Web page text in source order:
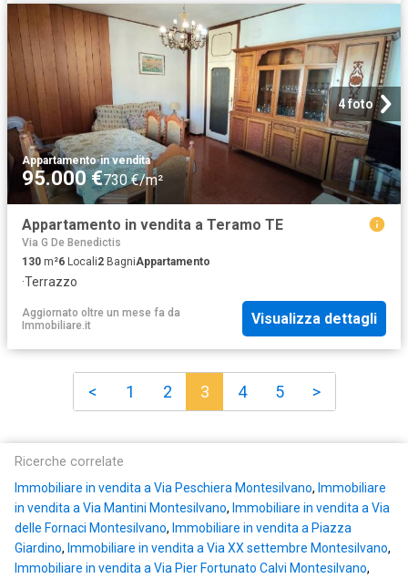
4 foto
Appartamento·in vendita
95.000 €730 €/m²
Appartamento in vendita a Teramo TE
Via G De Benedictis
130 m²6 Locali2 BagniAppartamento
·Terrazzo
Aggiornato oltre un mese fa da
Immobiliare.it
Visualizza dettagli
< 1 2 3 4 5 >
Ricerche correlate
Immobiliare in vendita a Via Peschiera Montesilvano, Immobiliare
in vendita a Via Mantini Montesilvano, Immobiliare in vendita a Via
delle Fornaci Montesilvano, Immobiliare in vendita a Piazza
Giardino, Immobiliare in vendita a Via XX settembre Montesilvano,
Immobiliare in vendita a Via Pier Fortunato Calvi Montesilvano,